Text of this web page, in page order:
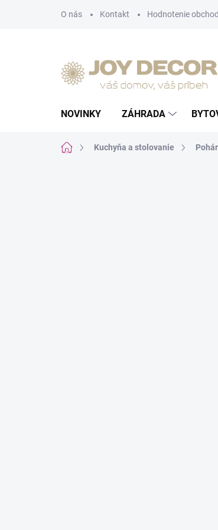
O nás Kontakt Hodnotenie
NOVINKY ZÁHRADA
DomovKuchyňa a stolovanie